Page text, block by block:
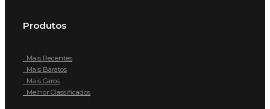
Produtos
Mais Recentes
Mais Baratos
Mais Caros
Melhor Classificados